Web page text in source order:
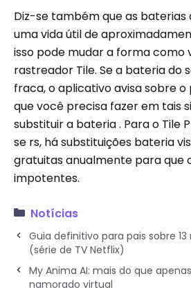
Diz-se também que as baterias
uma vida útil de
isso pode mudar a forma como
rastreador Tile. Se a bateria do
fraca, o aplicativo avisa sobre o
que você precisa fazer em tais
substituir a bateria . Para o Tile
se rs, há substituições bateria
gratuitas anualmente para que
impotentes.
Notícias
Guia definitivo para pais sobre 13
(série de TV Netflix)
My Anima AI: mais do que
namorado virtual